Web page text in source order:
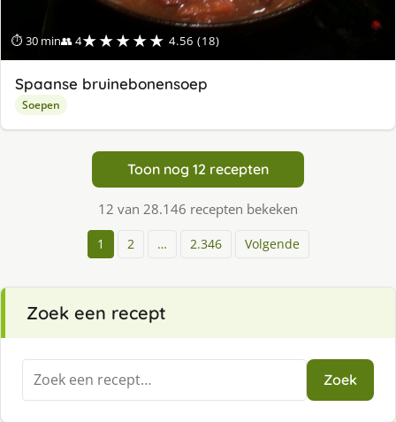
⏱ 30 min👥 4★★★★★ 4.56 (18)
Spaanse bruinebonensoep
Soepen
Toon nog 12 recepten
12 van 28.146 recepten bekeken
1 2 … 2.346 Volgende
Zoek een recept
Zoeken
naar:
Zoek